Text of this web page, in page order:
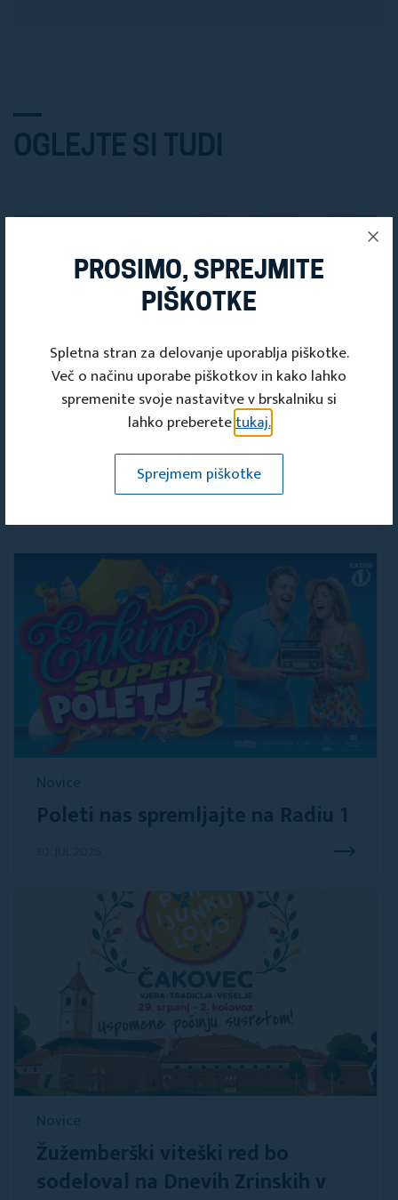
OGLEJTE SI TUDI
Kje so naše komisije?
Novice
Poleti nas spremljajte na Radiu 1
Novice
Žužemberški viteški red bo
sodeloval na Dnevih Zrinskih v
PROSIMO, SPREJMITE
PIŠKOTKE
Spletna stran za delovanje uporablja piškotke.
Več o načinu uporabe piškotkov in kako lahko
spremenite svoje nastavitve v brskalniku si
lahko preberetetukaj.
Sprejmem piškotke